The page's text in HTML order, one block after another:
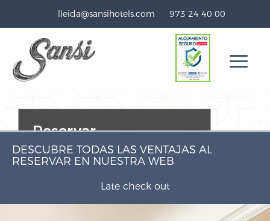
lleida@sansihotels.com 973 24 40 00
Reservar
Código promocionalsansifree
DESCUBRE TODAS LAS VENTAJAS AL
RESERVAR EN NUESTRA WEB
Late check out